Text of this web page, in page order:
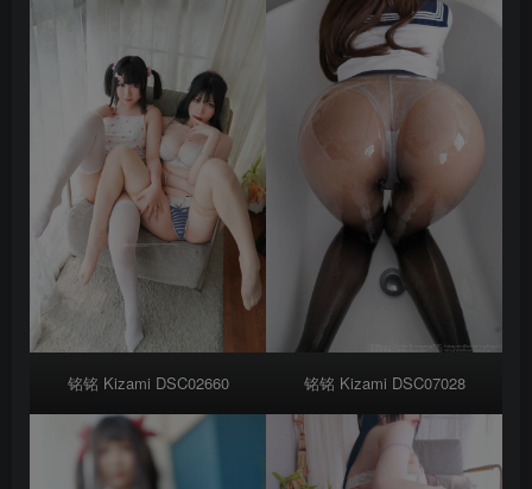
铭铭 Kizami DSC02660 铭铭 Kizami DSC07028